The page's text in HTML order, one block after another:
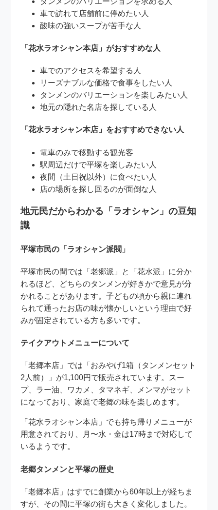
車で訪れて店舗前に停めたい人
酸味の強いスープが苦手な人
「花水ラオシャン本店」がおすすめな人
車でのアクセスを希望する人
リーズナブルな価格で食事をしたい人
タンメンのバリエーションを楽しみたい人
地元の隠れた名店を探している人
「花水ラオシャン本店」をおすすめできない人
電車のみで移動する観光客
駅周辺だけで平塚を楽しみたい人
夜間（土日祝以外）に食べたい人
店の場所を探し回るのが面倒な人
地元民だからわかる「ラオシャン」の豆知
識
平塚市民の「ラオシャン派閥」
平塚市民の間では「老郷派」と「花水派」に分か
れるほど、どちらのタンメンが好きかで意見が分
かれることがあります。子どもの頃から親に連れ
られて通ったお店の味が懐かしいという理由で好
みが固定されている方も多いです。
テイクアウトメニューについて
「老郷本店」では「おみやげ1箱（タンメンセット
2人前）」が1,100円で販売されています。スー
プ、ラー油、ワカメ、タマネギ、メンマがセット
になっており、家庭で老郷の味を楽しめます。
「花水ラオシャン本店」でも持ち帰りメニューが
用意されており、月〜水・金は17時まで対応して
いるようです。
老郷タンメンと平塚の歴史
「老郷本店」はすでに創業から60年以上が経ちま
すが、その間に平塚の街も大きく変化しました。